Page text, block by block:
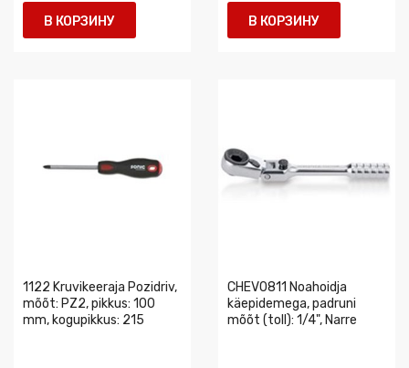
В КОРЗИНУ В КОРЗИНУ
1122 Kruvikeeraja Pozidriv,
mõõt: PZ2, pikkus: 100
mm, kogupikkus: 215
CHEV0811 Noahoidja
käepidemega, padruni
mõõt (toll): 1/4", Narre